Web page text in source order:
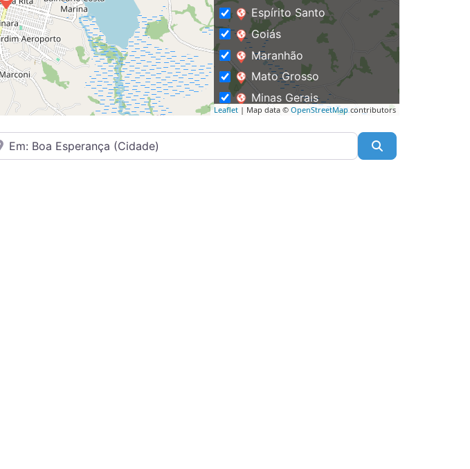
Leaflet | Map data © OpenStreetMap contributors
Espírito Santo
Goiás
Maranhão
Mato Grosso
Minas Gerais
Pará
Paraná
de
como Favorito